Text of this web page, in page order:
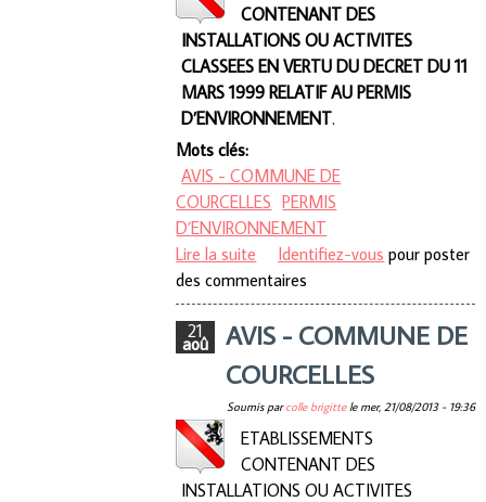
CONTENANT DES
INSTALLATIONS OU ACTIVITES
CLASSEES EN VERTU DU DECRET DU 11
MARS 1999 RELATIF AU PERMIS
D’ENVIRONNEMENT.
Mots clés:
AVIS - COMMUNE DE
COURCELLES PERMIS
D’ENVIRONNEMENT
Lire la suite de AVIS - COMMUNE DE
COURCELLES
Identifiez-vous pour poster
des commentaires
21
aoû
AVIS - COMMUNE DE
COURCELLES
Soumis parcolle brigittele mer, 21/08/2013 - 19:36
ETABLISSEMENTS
CONTENANT DES
INSTALLATIONS OU ACTIVITES